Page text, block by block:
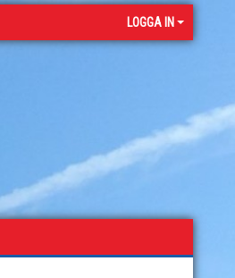
LOGGA IN